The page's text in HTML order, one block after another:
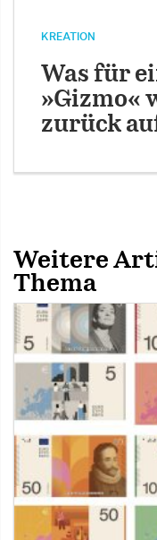
KREATION
Was für
»Gizmo«
zurück
Weitere
Thema